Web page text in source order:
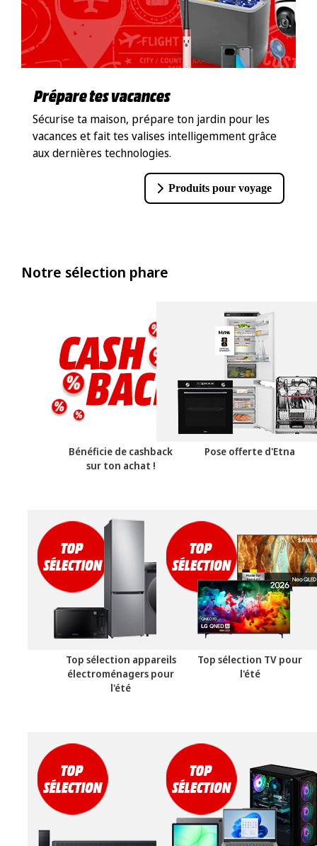
Prépare tes vacances
Sécurise ta maison, prépare ton jardin pour les
vacances et fait tes valises intelligemment grâce
aux dernières technologies.
Produits pour voyage
Notre sélection phare
Bénéficie de cashback
sur ton achat !
Pose offerte d'Etna
Top sélection appareils
électroménagers pour
l'été
Top sélection TV pour
l'été